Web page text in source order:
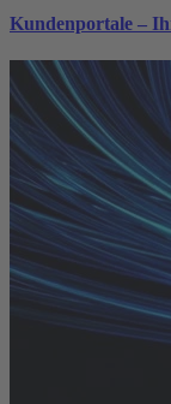
Kundenportale –